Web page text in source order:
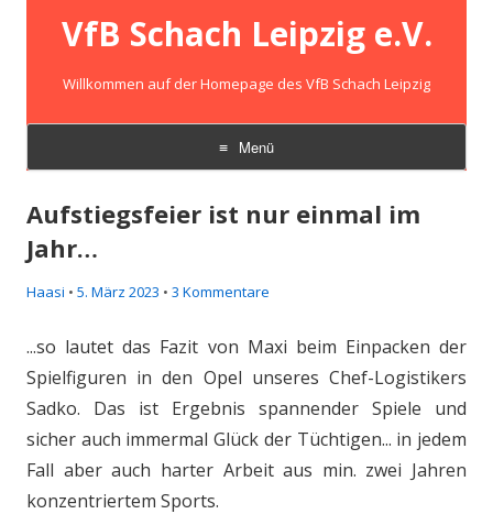
VfB Schach Leipzig e.V.
Willkommen auf der Homepage des VfB Schach Leipzig
Menü
Zum
springen
Aufstiegsfeier ist nur einmal im
Jahr…
Haasi • 5. März 2023 • 3 Kommentare
...so lautet das Fazit von Maxi beim Einpacken der
Spielfiguren in den Opel unseres Chef-Logistikers
Sadko. Das ist Ergebnis spannender Spiele und
sicher auch immermal Glück der Tüchtigen... in jedem
Fall aber auch harter Arbeit aus min. zwei Jahren
konzentriertem Sports.